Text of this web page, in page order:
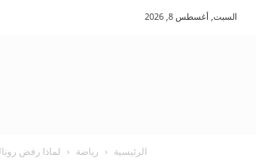
السبت, أغسطس 8, 2026
الرئيسية رياضة لماذا رفض